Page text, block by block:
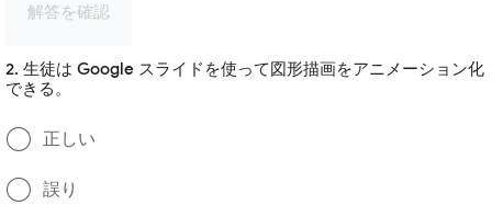
解答を確認
2. 生徒は Google スライドを使って図形描画をアニメーション化
できる。
正しい
誤り